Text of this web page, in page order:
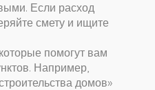
Если расход
смету и ищите
помогут вам
Например,
домов»